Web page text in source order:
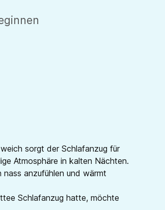
sorgt der Schlafanzug für
Atmosphäre in kalten Nächten.
anzufühlen und wärmt
Schlafanzug hatte, möchte